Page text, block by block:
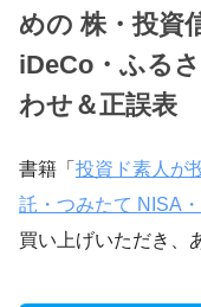
めの 株・投資
iDeCo・ふる
わせ＆正誤表
書籍「 投資ド素人が
託・つみたて NISA
買い上げいただき、